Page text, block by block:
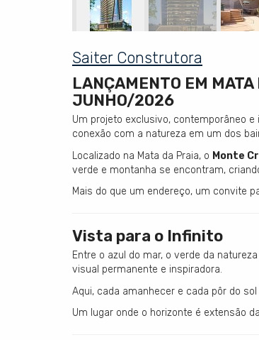
Saiter Construtora
LANÇAMENTO EM
JUNHO/2026
Um projeto exclusivo, contemporâneo
conexão com a natureza em um dos
Localizado na Mata da Praia, o Monte
verde e montanha se encontram,
Mais do que um endereço, um convite
Vista para o Infinito
Entre o azul do mar, o verde da
visual permanente e inspiradora.
Aqui, cada amanhecer e cada pôr do
Um lugar onde o horizonte é extensão